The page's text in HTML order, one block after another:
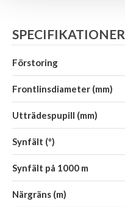
SPECIFIKATIONER
Förstoring
Frontlinsdiameter (mm)
Utträdespupill (mm)
Synfält (º)
Synfält på 1000 m
Närgräns (m)